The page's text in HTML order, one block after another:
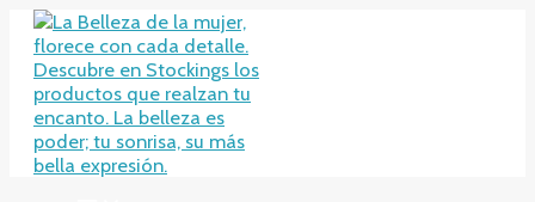
contenido